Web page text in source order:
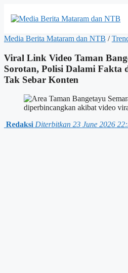
Media Berita Mataram dan NTB /
Viral Link Video Taman
Sorotan, Polisi Dalami Fakta
Tak Sebar Konten
Redaksi Diterbitkan 23 June 2026